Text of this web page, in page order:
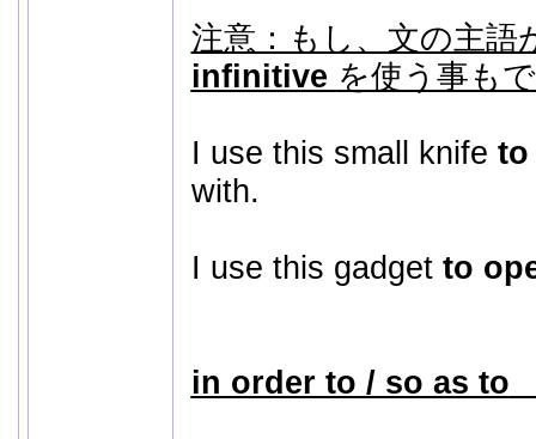
注意：もし、文の主語
infinitive を使う事も
I use this small knife to
with.
I use this gadgetto
in order to / so as to